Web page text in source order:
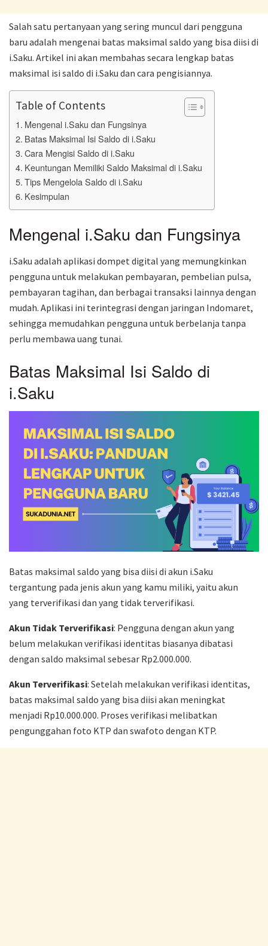
Salah satu pertanyaan yang sering muncul dari pengguna
baru adalah mengenai batas maksimal saldo yang bisa diisi di
i.Saku. Artikel ini akan membahas secara lengkap batas
maksimal isi saldo di i.Saku dan cara pengisiannya.
Table of Contents
Mengenal i.Saku dan Fungsinya
Batas Maksimal Isi Saldo di i.Saku
Cara Mengisi Saldo di i.Saku
Keuntungan Memiliki Saldo Maksimal di i.Saku
Tips Mengelola Saldo di i.Saku
Kesimpulan
Mengenal i.Saku dan Fungsinya
i.Saku adalah aplikasi dompet digital yang memungkinkan
pengguna untuk melakukan pembayaran, pembelian pulsa,
pembayaran tagihan, dan berbagai transaksi lainnya dengan
mudah. Aplikasi ini terintegrasi dengan jaringan Indomaret,
sehingga memudahkan pengguna untuk berbelanja tanpa
perlu membawa uang tunai.
Batas Maksimal Isi Saldo di
i.Saku
Batas maksimal saldo yang bisa diisi di akun i.Saku
tergantung pada jenis akun yang kamu miliki, yaitu akun
yang terverifikasi dan yang tidak terverifikasi.
Akun Tidak Terverifikasi: Pengguna dengan akun yang
belum melakukan verifikasi identitas biasanya dibatasi
dengan saldo maksimal sebesar Rp2.000.000.
Akun Terverifikasi: Setelah melakukan verifikasi identitas,
batas maksimal saldo yang bisa diisi akan meningkat
menjadi Rp10.000.000. Proses verifikasi melibatkan
pengunggahan foto KTP dan swafoto dengan KTP.